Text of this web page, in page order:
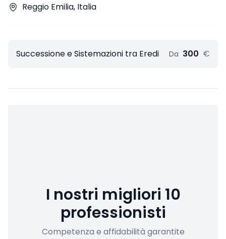
Reggio Emilia, Italia
Successione e Sistemazioni tra Eredi Da 300 €
I nostri migliori 10
professionisti
Competenza e affidabilità garantite